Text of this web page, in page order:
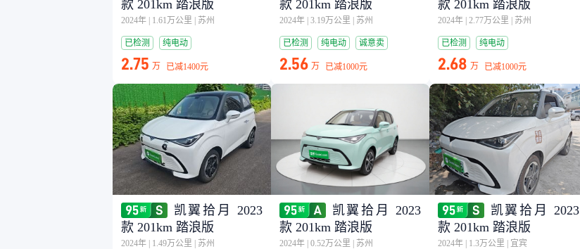
款 201km 踏浪版
2024年 1.61万公里 苏州
已检测 纯电动
2.75 万 已减1400元
款 201km 踏浪版
2024年 3.19万公里 苏州
已检测 纯电动 诚意卖
2.56 万 已减1000元
款 201km 踏浪版
2024年 2.77万公里 苏州
已检测 纯电动
2.68 万 已减1000元
凯翼拾月 2023
款 201km 踏浪版
2024年 1.49万公里 苏州
凯翼拾月 2023
款 201km 踏浪版
2024年 0.52万公里 苏州
凯翼拾月 2023
款 201km 踏浪版
2024年 1.3万公里 宜宾